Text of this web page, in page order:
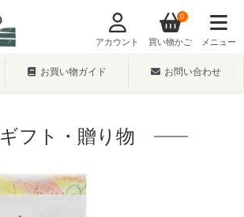
アカウント 買い物かご
0
メニュー
お買い物ガイド お問い合わせ
ギフト・贈り物